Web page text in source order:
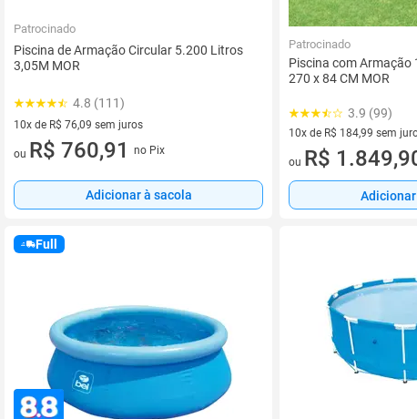
Patrocinado
Piscina de Armação Circular 5.200 Litros
3,05M MOR
4.8 (111)
10x de R$ 76,09 sem juros
10 vez de R$ 76,09 sem juros
ou R$ 760,91 no Pix
Adicionar à sacola
Patrocinado
Piscina com Armação
270 x 84 CM MOR
3.9 (99)
10x de R$ 184,99 sem
10 vez de R$ 184,99 sem
ou R$
Full